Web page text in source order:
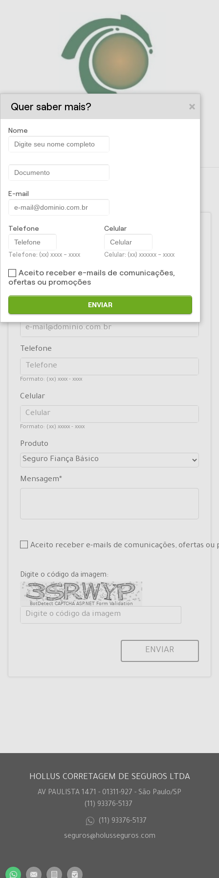
CPF/CNPJ
Telefone
Formato: (xx) xxxx - xxxx
Celular
Formato: (xx) xxxxx - xxxx
Produto
Mensagem
Aceito receber e-mails de comunicações, ofertas ou
Digite o código da imagem:
BotDetect CAPTCHA ASP.NET Form Validation
ENVIAR
HOLLUS CORRETAGEM DE SEGUROS LTDA
AV PAULISTA 1471 - 01311-927 - São Paulo/SP
(11) 93376-5137
(11) 93376-5137
seguros@holusseguros.com
Quer saber mais?
Nome
E-mail
Telefone
Telefone: (xx) xxxx - xxxx
Celular
Celular: (xx) xxxxxx - xxxx
Aceito receber e-mails de comunicações,
ofertas ou promoções
ENVIAR